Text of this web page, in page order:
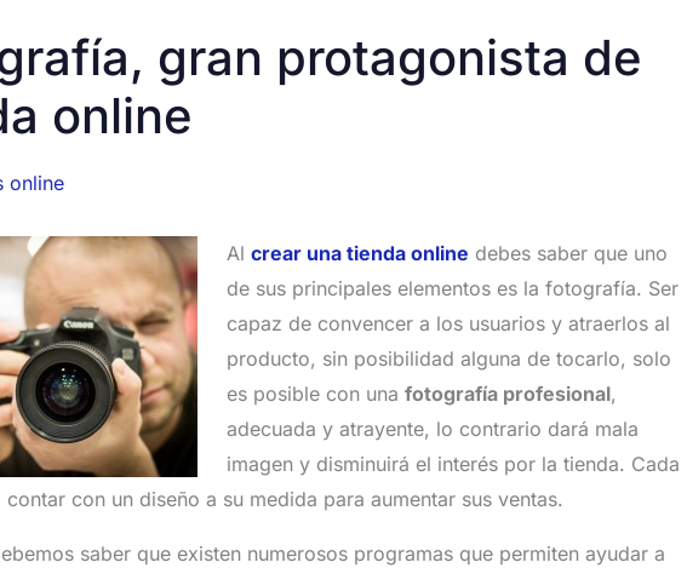
gran protagonista de
online
online
Al crear una tienda online debes saber que uno
de sus principales elementos es la fotografía. Ser
capaz de convencer a los usuarios y atraerlos al
producto, sin posibilidad alguna de tocarlo, solo
es posible con una fotografía profesional,
adecuada y atrayente, lo contrario dará mala
imagen y disminuirá el interés por la tienda. Cada
con un diseño a su medida para aumentar sus ventas.
saber que existen numerosos programas que permiten ayudar a